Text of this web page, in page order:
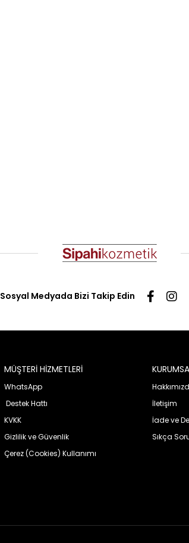
Sosyal Medyada Bizi Takip Edin
MÜŞTERİ HİZMETLERİ
WhatsApp
Destek Hattı
KVKK
Gizlilik ve Güvenlik
Çerez (Cookies) Kullanımı
İletişim
İade ve
Sıkça